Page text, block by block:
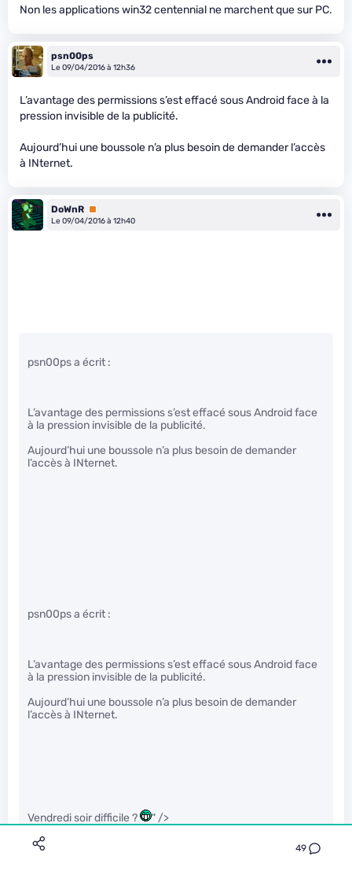
49
Non les applications win32 centennial ne marchent que sur PC.
psn00ps
Le 09/04/2016 à 12h36
L’avantage des permissions s’est effacé sous Android face à la
pression invisible de la publicité.
Aujourd’hui une boussole n’a plus besoin de demander l’accès
à INternet.
DoWnR Premium
Le 09/04/2016 à 12h40
psn00ps a écrit :
L’avantage des permissions s’est effacé sous Android face
à la pression invisible de la publicité.
Aujourd’hui une boussole n’a plus besoin de demander
l’accès à INternet.
psn00ps a écrit :
L’avantage des permissions s’est effacé sous Android face
à la pression invisible de la publicité.
Aujourd’hui une boussole n’a plus besoin de demander
l’accès à INternet.
Vendredi soir difficile ? " />